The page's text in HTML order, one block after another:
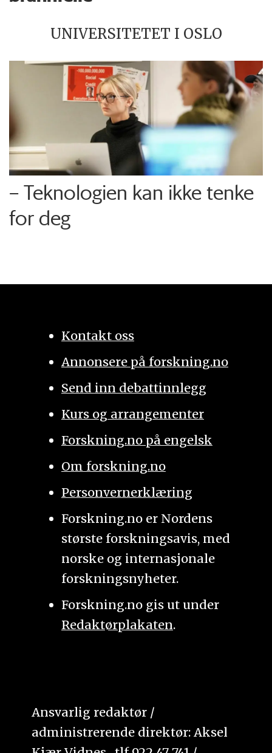
UNIVERSITETET I OSLO
– Teknologien kan ikke tenke
for deg
Kontakt oss
Annonsere på forskning.no
Send inn debattinnlegg
Kurs og arrangementer
Forskning.no på engelsk
Om forskning.no
Personvernerklæring
Forskning.no er Nordens
største forskningsavis, med
norske og internasjonale
forskningsnyheter.
Forskning.no gis ut under
Redaktørplakaten.
Ansvarlig redaktør /
administrerende direktør: Aksel